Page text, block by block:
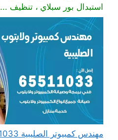
استبدال بور سبلاي ، تنظيف ...